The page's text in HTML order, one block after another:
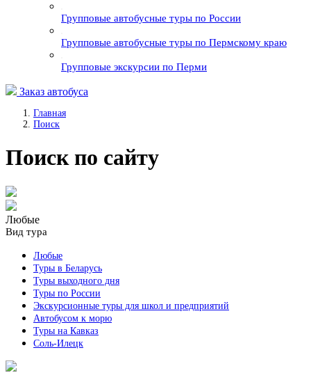
Групповые автобусные туры по России
Групповые автобусные туры по Пермскому краю
Групповые экскурсии по Перми
Заказ автобуса
Главная
Поиск
Поиск по сайту
Любые
Вид тура
Любые
Туры в Беларусь
Туры выходного дня
Туры по России
Экскурсионные туры для школ и предприятий
Автобусом к морю
Туры на Кавказ
Соль-Илецк